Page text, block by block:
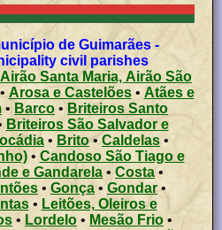
de Guimarães -
civil parishes
Airão Santa Maria, Airão São
Arosa e Castelões• Atães e
• Barco •Briteiros Santo
Briteiros São Salvador e
• Brito•Caldelas •
• Candoso São Tiago e
e Gandarela • Costa •
• Gonça •Gondar•
• Leitões, Oleiros e
• Lordelo • Mesão Frio •